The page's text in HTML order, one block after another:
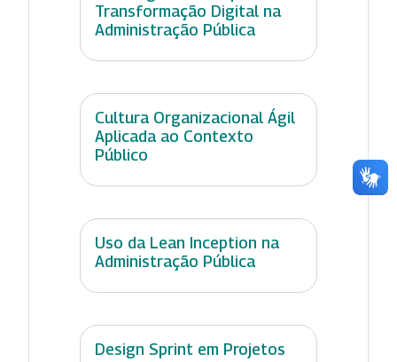
Transformação Digital na
Administração Pública
Cultura Organizacional Ágil
Aplicada ao Contexto
Público
Uso da Lean Inception na
Administração Pública
Design Sprint em Projetos